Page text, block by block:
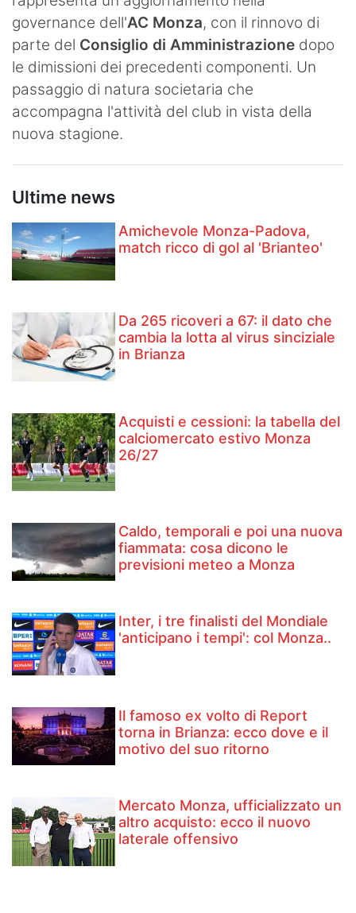
governance dell'AC Monza, con il rinnovo di
parte del Consiglio di Amministrazione dopo
le dimissioni dei precedenti componenti. Un
passaggio di natura societaria che
accompagna l'attività del club in vista della
nuova stagione.
Ultime news
Amichevole Monza-Padova,
match ricco di gol al 'Brianteo'
Da 265 ricoveri a 67: il dato che
cambia la lotta al virus sinciziale
in Brianza
Acquisti e cessioni: la tabella del
calciomercato estivo Monza
26/27
Caldo, temporali e poi una nuova
fiammata: cosa dicono le
previsioni meteo a Monza
Inter, i tre finalisti del Mondiale
'anticipano i tempi': col Monza..
Il famoso ex volto di Report
torna in Brianza: ecco dove e il
motivo del suo ritorno
Mercato Monza, ufficializzato un
altro acquisto: ecco il nuovo
laterale offensivo